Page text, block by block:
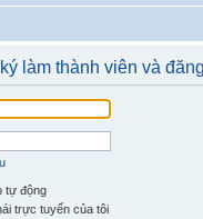
làm thành viên và
tự động
trực tuyến của tôi